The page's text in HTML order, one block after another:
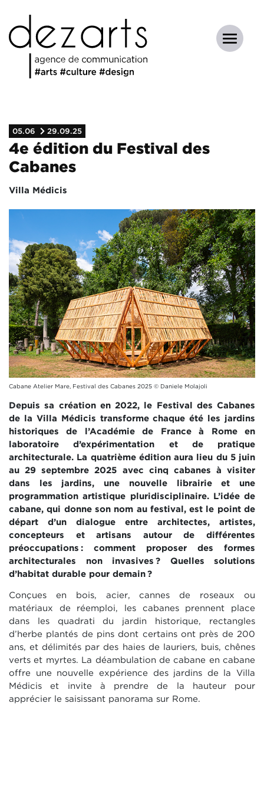
05.06 29.09.25
4e édition du Festival des
Cabanes
Villa Médicis
Cabane Atelier Mare, Festival des Cabanes 2025 © Daniele Molajoli
Depuis sa création en 2022, le Festival des Cabanes
de la Villa Médicis transforme chaque été les jardins
historiques de l’Académie de France à Rome en
laboratoire d’expérimentation et de pratique
architecturale. La quatrième édition aura lieu du 5 juin
au 29 septembre 2025 avec cinq cabanes à visiter
dans les jardins, une nouvelle librairie et une
programmation artistique pluridisciplinaire. L’idée de
cabane, qui donne son nom au festival, est le point de
départ d’un dialogue entre architectes, artistes,
concepteurs et artisans autour de différentes
préoccupations : comment proposer des formes
architecturales non invasives ? Quelles solutions
d’habitat durable pour demain?
Conçues en bois, acier, cannes de roseaux ou
matériaux de réemploi, les cabanes prennent place
dans les quadrati du jardin historique, rectangles
d’herbe plantés de pins dont certains ont près de 200
ans, et délimités par des haies de lauriers, buis, chênes
verts et myrtes. La déambulation de cabane en cabane
offre une nouvelle expérience des jardins de la Villa
Médicis et invite à prendre de la hauteur pour
apprécier le saisissant panorama sur Rome.